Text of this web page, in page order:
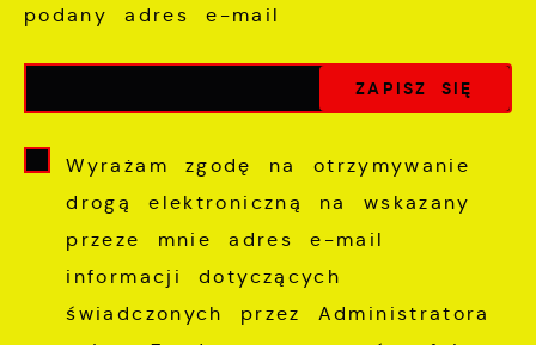
podany adres e-mail
Wyrażam zgodę na otrzymywanie
drogą elektroniczną na wskazany
przeze mnie adres e-mail
informacji dotyczących
świadczonych przez Administratora